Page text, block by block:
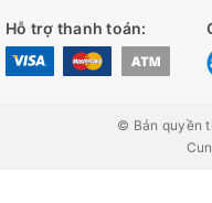
Hỗ trợ thanh toán:
© Bản quyền